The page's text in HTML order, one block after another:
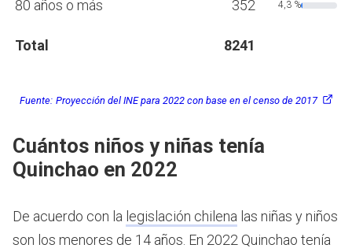
80 años o más 352 4,3 %
Total 8241
Fuente: Proyección del INE para 2022 con base en el censo de 2017
Cuántos niños y niñas tenía
Quinchao en 2022
De acuerdo con la legislación chilena las niñas y niños
son los menores de 14 años. En 2022 Quinchao tenía